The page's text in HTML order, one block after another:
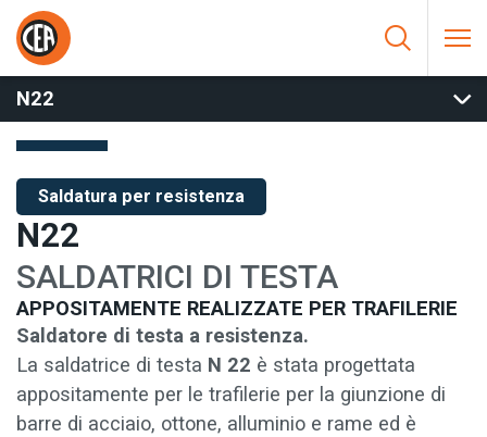
Vai al contenuto
HOME/
/SALDATRICI DI TESTA MANUALI
N22
Saldatura per resistenza
N22
SALDATRICI DI TESTA
APPOSITAMENTE REALIZZATE PER TRAFILERIE
Saldatore di testa a resistenza.
La saldatrice di testa N 22 è stata progettata
appositamente per le trafilerie per la giunzione di
barre di acciaio, ottone, alluminio e rame ed è